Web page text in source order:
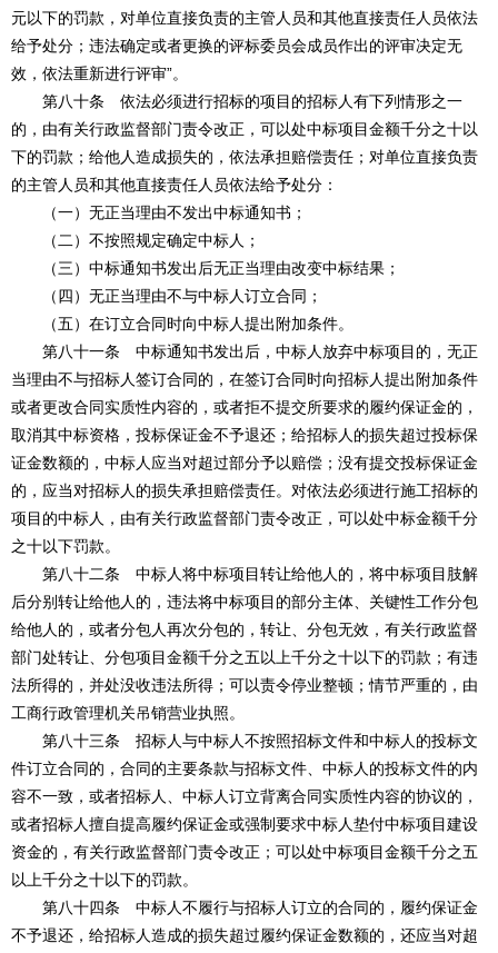
元以下的罚款，对单位直接负责的主管人员和其他直接责任人员依法
给予处分；违法确定或者更换的评标委员会成员作出的评审决定无
效，依法重新进行评审”。
第八十条 依法必须进行招标的项目的招标人有下列情形之一
的，由有关行政监督部门责令改正，可以处中标项目金额千分之十以
下的罚款；给他人造成损失的，依法承担赔偿责任；对单位直接负责
的主管人员和其他直接责任人员依法给予处分：
（一）无正当理由不发出中标通知书；
（二）不按照规定确定中标人；
（三）中标通知书发出后无正当理由改变中标结果；
（四）无正当理由不与中标人订立合同；
（五）在订立合同时向中标人提出附加条件。
第八十一条 中标通知书发出后，中标人放弃中标项目的，无正
当理由不与招标人签订合同的，在签订合同时向招标人提出附加条件
或者更改合同实质性内容的，或者拒不提交所要求的履约保证金的，
取消其中标资格，投标保证金不予退还；给招标人的损失超过投标保
证金数额的，中标人应当对超过部分予以赔偿；没有提交投标保证金
的，应当对招标人的损失承担赔偿责任。对依法必须进行施工招标的
项目的中标人，由有关行政监督部门责令改正，可以处中标金额千分
之十以下罚款。
第八十二条 中标人将中标项目转让给他人的，将中标项目肢解
后分别转让给他人的，违法将中标项目的部分主体、关键性工作分包
给他人的，或者分包人再次分包的，转让、分包无效，有关行政监督
部门处转让、分包项目金额千分之五以上千分之十以下的罚款；有违
法所得的，并处没收违法所得；可以责令停业整顿；情节严重的，由
工商行政管理机关吊销营业执照。
第八十三条 招标人与中标人不按照招标文件和中标人的投标文
件订立合同的，合同的主要条款与招标文件、中标人的投标文件的内
容不一致，或者招标人、中标人订立背离合同实质性内容的协议的，
或者招标人擅自提高履约保证金或强制要求中标人垫付中标项目建设
资金的，有关行政监督部门责令改正；可以处中标项目金额千分之五
以上千分之十以下的罚款。
第八十四条 中标人不履行与招标人订立的合同的，履约保证金
不予退还，给招标人造成的损失超过履约保证金数额的，还应当对超